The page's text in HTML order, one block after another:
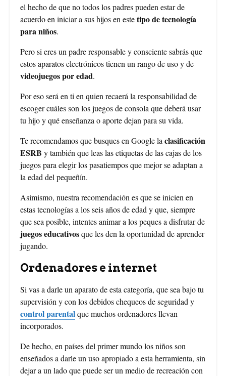
el hecho de que no todos los padres pueden estar de
acuerdo en iniciar a sus hijos en estetipo de tecnología
para niños.
Pero si eres un padre responsable y consciente sabrás que
estos aparatos electrónicos tienen un rango de uso y de
videojuegos por edad.
Por eso será en ti en quien recaerá la responsabilidad de
escoger cuáles son los juegos de consola que deberá usar
tu hijo y qué enseñanza o aporte dejan para su vida.
Te recomendamos que busques en Google la clasificación
ESRB y también que leas las etiquetas de las cajas de los
juegos para elegir los pasatiempos que mejor se adaptan a
la edad del pequeñín.
Asimismo, nuestra recomendación es que se inicien en
estas tecnologías a los seis años de edad y que, siempre
que sea posible, intentes animar a los peques a disfrutar de
juegos educativosque les den la oportunidad de aprender
jugando.
Ordenadores e internet
Si vas a darle un aparato de esta categoría, que sea bajo tu
supervisión y con los debidos chequeos de seguridad y
control parentalque muchos ordenadores llevan
incorporados.
De hecho, en países del primer mundo los niños son
enseñados a darle un uso apropiado a esta herramienta, sin
dejar a un lado que puede ser un medio de recreación con